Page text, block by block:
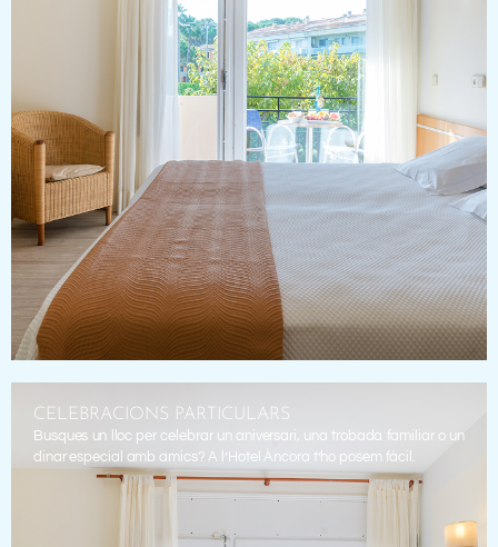
CELEBRACIONS PARTICULARS
Busques un lloc per celebrar un aniversari, una trobada familiar o un
dinar especial amb amics? A l’Hotel Àncora t’ho posem fàcil.